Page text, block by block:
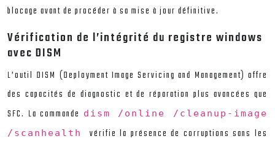
blocage avant de procéder à sa mise à jour définitive.
Vérification de l’intégrité du registre windows
avec DISM
L’outil DISM (Deployment Image Servicing and Management) offre
des capacités de diagnostic et de réparation plus avancées que
SFC. La commande dism /online /cleanup-image
/scanhealth vérifie la présence de corruptions sans les